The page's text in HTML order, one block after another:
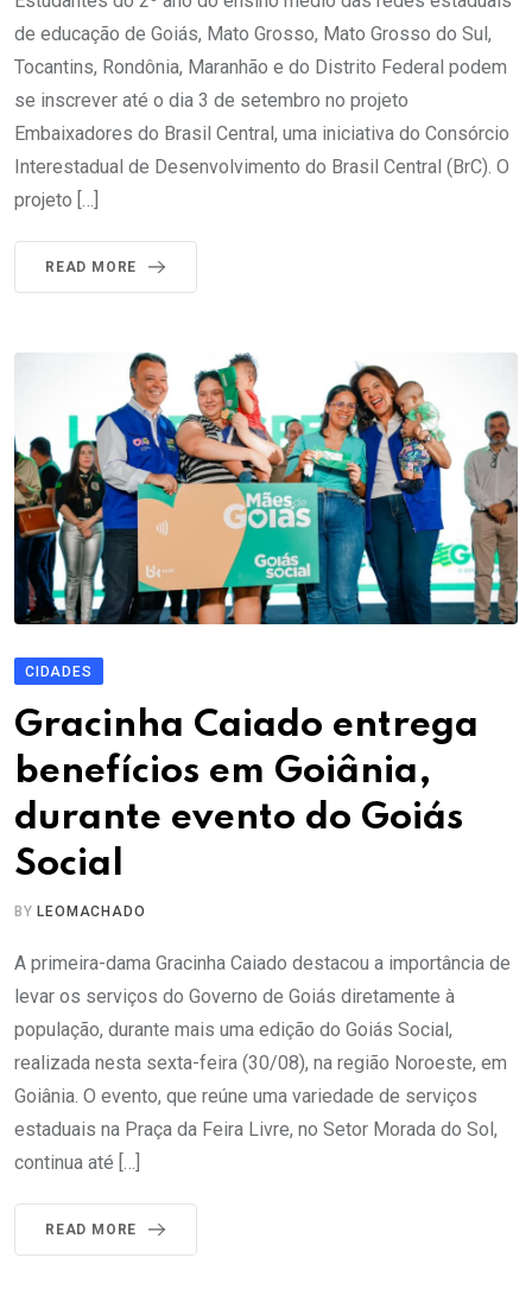
de educação de Goiás, Mato Grosso, Mato Grosso do Sul,
Tocantins, Rondônia, Maranhão e do Distrito Federal podem
se inscrever até o dia 3 de setembro no projeto
Embaixadores do Brasil Central, uma iniciativa do Consórcio
Interestadual de Desenvolvimento do Brasil Central (BrC). O
projeto […]
READ MORE
CIDADES
Gracinha Caiado entrega
benefícios em Goiânia,
durante evento do Goiás
Social
BY LEOMACHADO
A primeira-dama Gracinha Caiado destacou a importância de
levar os serviços do Governo de Goiás diretamente à
população, durante mais uma edição do Goiás Social,
realizada nesta sexta-feira (30/08), na região Noroeste, em
Goiânia. O evento, que reúne uma variedade de serviços
estaduais na Praça da Feira Livre, no Setor Morada do Sol,
continua até […]
READ MORE